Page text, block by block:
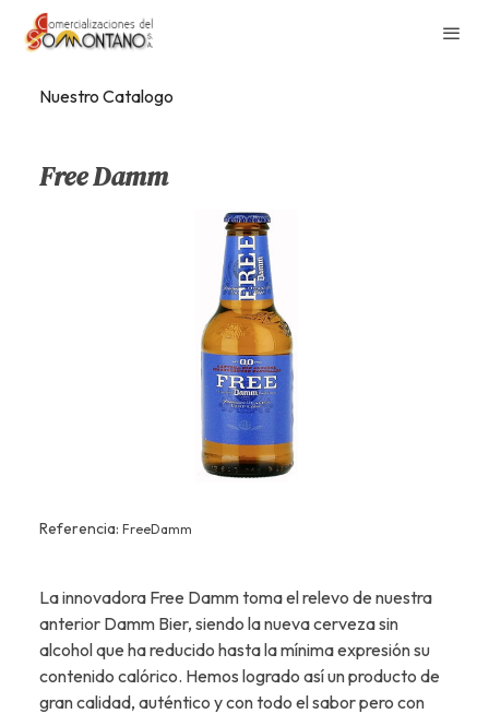
Nuestro Catalogo
Free Damm
Referencia: FreeDamm
La innovadora Free Damm toma el relevo de nuestra
anterior Damm Bier, siendo la nueva cerveza sin
alcohol que ha reducido hasta la mínima expresión su
contenido calórico. Hemos logrado así un producto de
gran calidad, auténtico y con todo el sabor pero con